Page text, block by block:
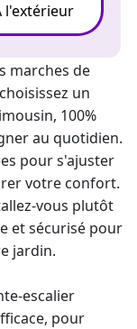
l'extérieur
marches de
un
100%
au quotidien.
pour s'ajuster
votre confort.
vous plutôt
et sécurisé pour
jardin.
escalier
pour